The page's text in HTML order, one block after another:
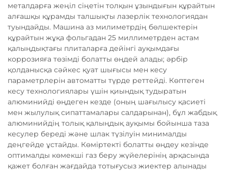
металдарға жеңіл сіңетін толқын ұзындығын құрайтын
алғашқы құрамды талшықты лазерлік технологиядан
туындайды. Машина аз милиметрдің бөлшектерін
құрайтын жұқа фольгадан 25 миллиметрден астам
қалыңдықтағы плиталарға дейінгі ауқымдағы
коррозияға төзімді болатты өңдей алады; әрбір
қолданысқа сәйкес қуат шығысы мен кесу
параметрлерін автоматты түрде реттейді. Көптеген
кесу технологиялары үшін қиындық тудыратын
алюминийді өңдеген кезде (оның шағылысу қасиеті
мен жылулық сипаттамалары салдарынан), бұл жабдық
алюминийдің толық қалыңдық ауқымы бойынша таза
кесулер береді және шлак түзілуін минималды
деңгейде ұстайды. Көміртекті болатты өңдеу кезінде
оптималды көмекші газ беру жүйелерінің арқасында
қажет болған жағдайда тотығусыз жиектер алынады